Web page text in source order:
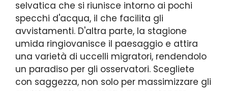
selvatica che si riunisce intorno ai pochi
specchi d'acqua, il che facilita gli
avvistamenti. D'altra parte, la stagione
umida ringiovanisce il paesaggio e attira
una varietà di uccelli migratori, rendendolo
un paradiso per gli osservatori. Scegliete
con saggezza, non solo per massimizzare gli